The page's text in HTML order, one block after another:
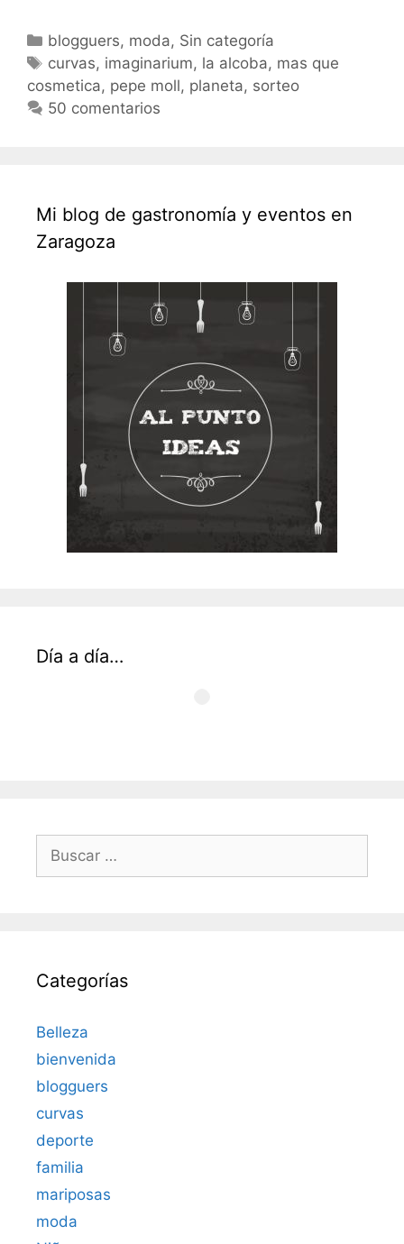
Aniversario
Categorías
blogguers, moda, Sin categoría
Etiquetas
curvas, imaginarium, la alcoba, mas que
cosmetica, pepe moll, planeta, sorteo
50 comentarios
Mi blog de gastronomía y eventos en
Zaragoza
Día a día…
Categorías
Belleza
bienvenida
blogguers
curvas
deporte
familia
mariposas
moda